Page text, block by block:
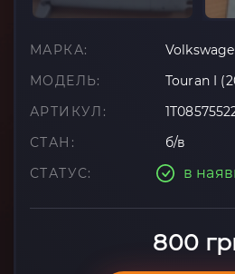
МАРКА:
МОДЕЛЬ:
Touran I
АРТИКУЛ:
СТАН:
б/в
СТАТУС:
в
800